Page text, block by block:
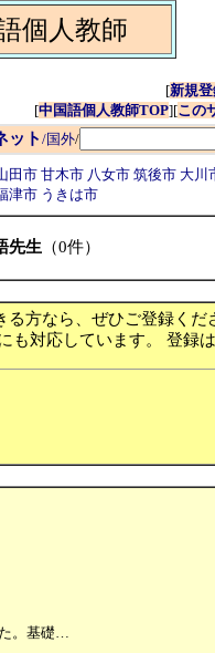
個人教師
[新規
[中国語個人教師TOP][この
ット /国外/
田市 甘木市 八女市 筑後市 大川
津市 うきは市
先生 （0件）
る方なら、ぜひご登録くだ
も対応しています。 登録は
。基礎…